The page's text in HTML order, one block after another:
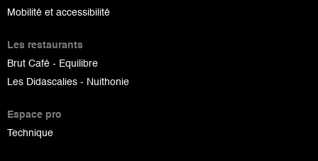
Mobilité et accessibilité
Les restaurants
Brut Café - Equilibre
Les Didascalies - Nuithonie
Espace pro
Technique